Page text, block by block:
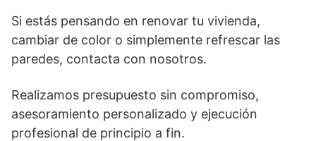
Si estás pensando en renovar tu vivienda,
cambiar de color o simplemente refrescar las
paredes, contacta con nosotros.
Realizamos presupuesto sin compromiso,
asesoramiento personalizado y ejecución
profesional de principio a fin.